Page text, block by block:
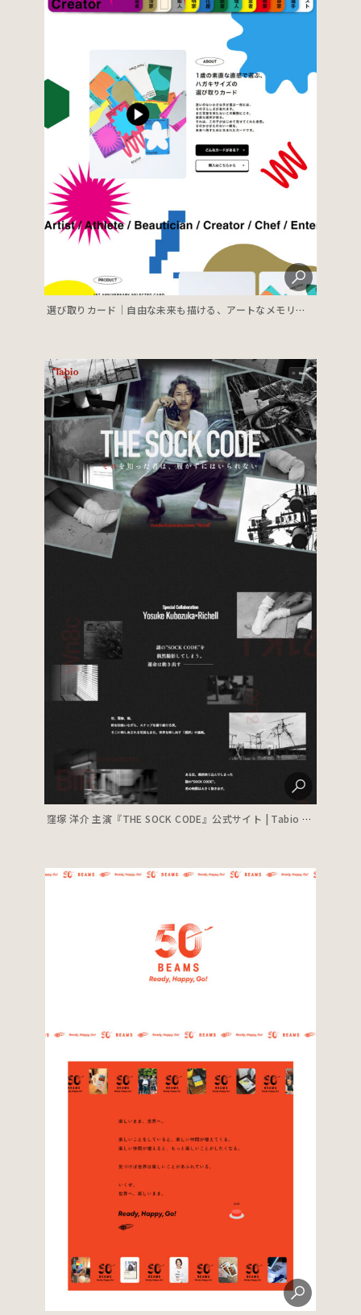
選び取りカード｜自由な未来も描ける、アートなメモリアルカード
窪塚 洋介 主演『THE SOCK CODE』公式サイト | Tabio MEN